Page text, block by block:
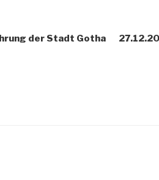
der Stadt Gotha